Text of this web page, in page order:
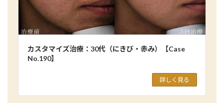
カスタマイズ治療：30代（にきび・赤み）【Case
No.190】
詳しく見る